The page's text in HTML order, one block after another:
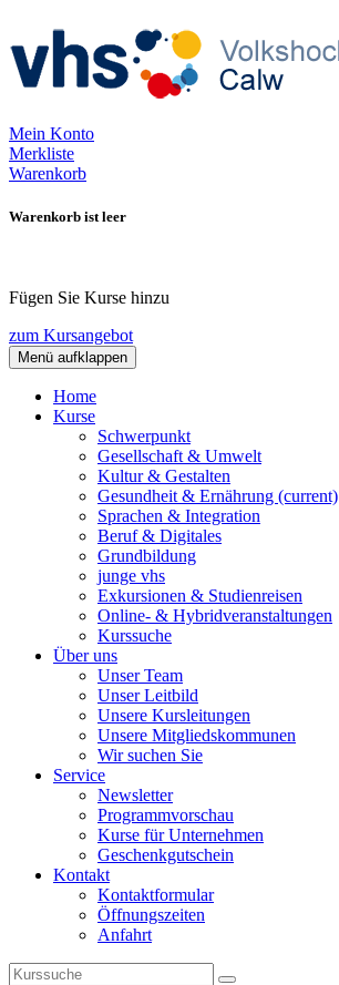
Mein Konto
Merkliste
Warenkorb
Warenkorb ist leer
Fügen Sie Kurse hinzu
zum Kursangebot
Menü aufklappen
Home
Kurse
Schwerpunkt
Gesellschaft & Umwelt
Kultur & Gestalten
Gesundheit & Ernährung (current)
Sprachen & Integration
Beruf & Digitales
Grundbildung
junge vhs
Exkursionen & Studienreisen
Online- & Hybridveranstaltungen
Kurssuche
Über uns
Unser Team
Unser Leitbild
Unsere Kursleitungen
Unsere Mitgliedskommunen
Wir suchen Sie
Service
Newsletter
Programmvorschau
Kurse für Unternehmen
Geschenkgutschein
Kontakt
Kontaktformular
Öffnungszeiten
Anfahrt